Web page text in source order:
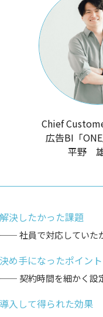
Chief
広告BI「
平野
解決したかった課題
社員で対応していた
決め手になったポイント
契約時間を細かく設
導入して得られた効果